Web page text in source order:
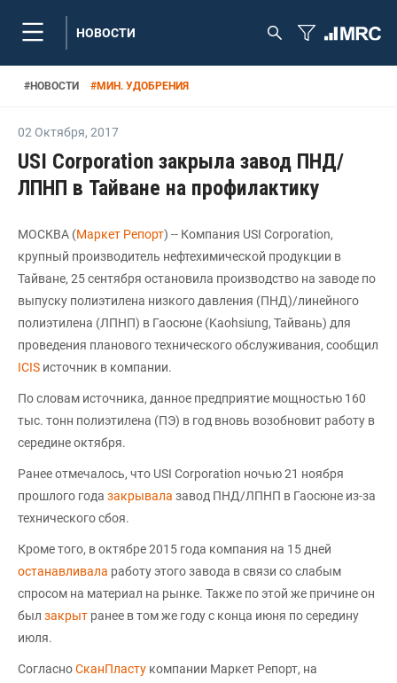
НОВОСТИ
#НОВОСТИ #МИН. УДОБРЕНИЯ
02 Октября, 2017
USI Corporation закрыла завод ПНД/
ЛПНП в Тайване на профилактику
МОСКВА (Маркет Репорт) -- Компания USI Corporation,
крупный производитель нефтехимической продукции в
Тайване, 25 сентября остановила производство на заводе по
выпуску полиэтилена низкого давления (ПНД)/линейного
полиэтилена (ЛПНП) в Гаосюне (Kaohsiung, Тайвань) для
проведения планового технического обслуживания, сообщил
ICIS источник в компании.
По словам источника, данное предприятие мощностью 160
тыс. тонн полиэтилена (ПЭ) в год вновь возобновит работу в
середине октября.
Ранее отмечалось, что USI Corporation ночью 21 ноября
прошлого года закрывала завод ПНД/ЛПНП в Гаосюне из-за
технического сбоя.
Кроме того, в октябре 2015 года компания на 15 дней
останавливала работу этого завода в связи со слабым
спросом на материал на рынке. Также по этой же причине он
был закрыт ранее в том же году с конца июня по середину
июля.
СогласноСканПласту компании Маркет Репорт, на